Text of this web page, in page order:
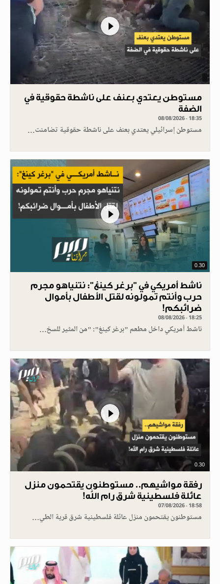
مستوطن يعتدي بعنف على ناشطة حقوقية في
الضفة
08/08/2026 - 18:35
مستوطن إسرائيلي يعتدي بعنف على ناشطة حقوقية تضامنت…
0.30
ناشط أمريكي في "برغر كينغ": نتنياهو مجرم
حرب وأنتم تمولونه لقتل الأطفال بأموال
ضرائبكم!
08/08/2026 - 18:25
ناشط أمريكي داخل مطعم "برغر كينغ": "من المثير للسخ…
0.30
رفقة مواشيهم.. مستوطنون يقتحمون منزل
عائلة فلسطينية شرق رام الله!
07/08/2026 - 18:58
مستوطنون يقتحمون منزل عائلة فلسطينية شرق قرية الطي…